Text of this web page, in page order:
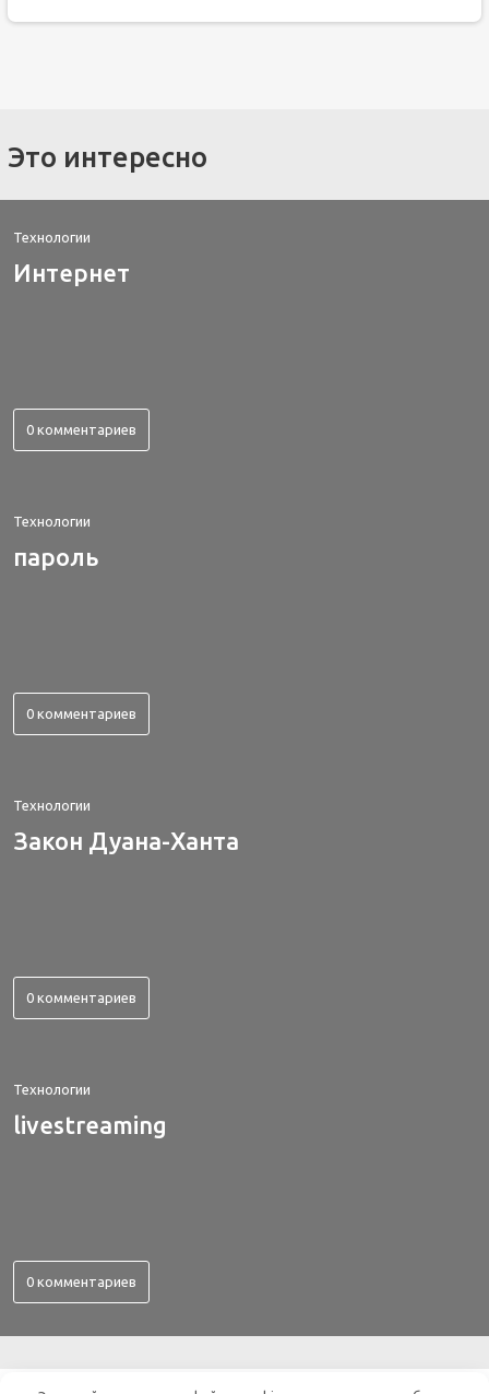
Это интересно
Технологии
Интернет
0 комментариев
Технологии
пароль
0 комментариев
Технологии
Закон Дуана-Ханта
0 комментариев
Технологии
livestreaming
0 комментариев